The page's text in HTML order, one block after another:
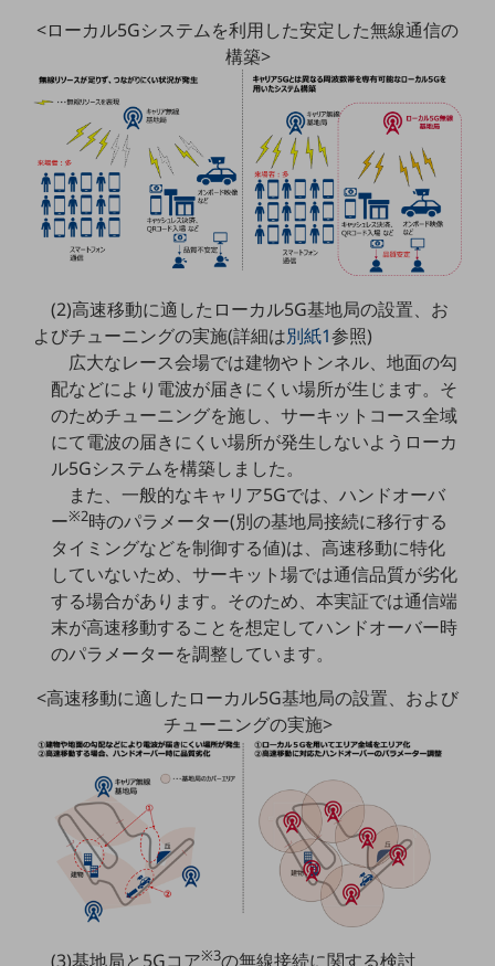
モビリティ
製造・建設業
キーワードで探す
モバイルTOP
法人向けスマホ・携帯に関する、
おすすめの機種、料金やサービスをご紹介
ビジネス向けスマートフォン
タフネススマートフォン
データ通信製品
ドコモケータイ
5G対応ホームルーター
通信モジュール製品
衛星携帯電話
IOT完了済みメーカーブランド製品
料金TOP
5Gデータプラス
データプラス
IoT向け回線料金
home5Gプラン
モバイルサービス
端末の一元管理
<ローカル5Gシステムを利用した安定した無線通信の
構築>
(2)高速移動に適したローカル5G基地局の設置、お
よびチューニングの実施(詳細は別紙1参照)
広大なレース会場では建物やトンネル、地面の勾
配などにより電波が届きにくい場所が生じます。そ
のためチューニングを施し、サーキットコース全域
にて電波の届きにくい場所が発生しないようローカ
ル5Gシステムを構築しました。
また、一般的なキャリア5Gでは、ハンドオーバ
ー※2時のパラメーター(別の基地局接続に移行する
タイミングなどを制御する値)は、高速移動に特化
していないため、サーキット場では通信品質が劣化
する場合があります。そのため、本実証では通信端
末が高速移動することを想定してハンドオーバー時
のパラメーターを調整しています。
<高速移動に適したローカル5G基地局の設置、および
チューニングの実施>
(3)基地局と5Gコア※3の無線接続に関する検討